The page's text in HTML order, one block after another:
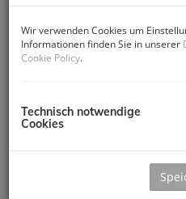
Wir verwenden Cookies um
Informationen finden Sie in unserer
Cookie Policy.
Technisch notwendige
Cookies